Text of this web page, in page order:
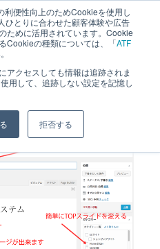
利便性向上のためCookieを使用し
ひとりに合わせた顧客体験や広告
ために活用されています。Cookie
Cookieの種類については、「ATF
アクセスしても情報は追跡されま
用して、追跡しない設定を記憶し
拒否する
コンサルティングFIRM